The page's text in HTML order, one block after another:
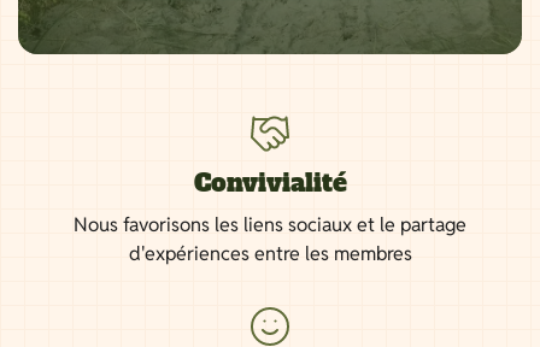
Convivialité
Nous favorisons les liens sociaux et le partage
d'expériences entre les membres